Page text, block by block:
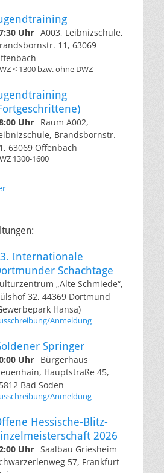
Uhr A003, Leibnizschule,
11, 63069
< 1300 bzw. ohne DWZ
Uhr
Raum A002,
Brandsbornstr.
63069 Offenbach
1300-1600
Internationale
Schachtage
„Alte Schmiede“,
32, 44369 Dortmund
Hansa)
Anmeldung
Springer
Uhr
Bürgerhaus
Hauptstraße 45,
Bad Soden
Anmeldung
Hessische-Blitz-
2026
Uhr Saalbau Griesheim
57, Frankfurt